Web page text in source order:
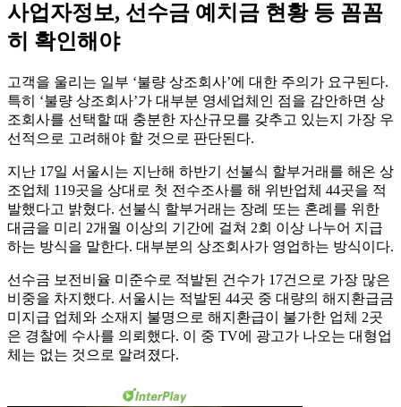
사업자정보, 선수금 예치금 현황 등 꼼꼼
히 확인해야
고객을 울리는 일부 ‘불량 상조회사’에 대한 주의가 요구된다.
특히 ‘불량 상조회사’가 대부분 영세업체인 점을 감안하면 상
조회사를 선택할 때 충분한 자산규모를 갖추고 있는지 가장 우
선적으로 고려해야 할 것으로 판단된다.
지난 17일 서울시는 지난해 하반기 선불식 할부거래를 해온 상
조업체 119곳을 상대로 첫 전수조사를 해 위반업체 44곳을 적
발했다고 밝혔다. 선불식 할부거래는 장례 또는 혼례를 위한
대금을 미리 2개월 이상의 기간에 걸쳐 2회 이상 나누어 지급
하는 방식을 말한다. 대부분의 상조회사가 영업하는 방식이다.
선수금 보전비율 미준수로 적발된 건수가 17건으로 가장 많은
비중을 차지했다. 서울시는 적발된 44곳 중 대량의 해지환급금
미지급 업체와 소재지 불명으로 해지환급이 불가한 업체 2곳
은 경찰에 수사를 의뢰했다. 이 중 TV에 광고가 나오는 대형업
체는 없는 것으로 알려졌다.